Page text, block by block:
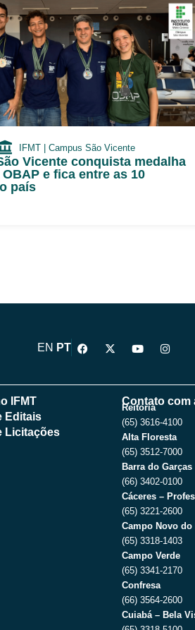
IFMT | Campus São Vicente
Vicente conquista medalha
e fica entre as 10
país
EN PT
F
a
b
X
-
i
Y
o
u
b
e
I
n
a
g
r
a
m
IFMT
Editais
Licitações
Contato com
Reitoria
(65) 3616-4100
Alta Floresta
(65) 3512-7000
Barra do Garças
(66) 3402-0100
Cáceres –
(65) 3221-2600
Campo Novo do
(65) 3318-1403
Campo Verde
(65) 3341-2170
Confresa
(66) 3564-2600
Cuiabá – Bela